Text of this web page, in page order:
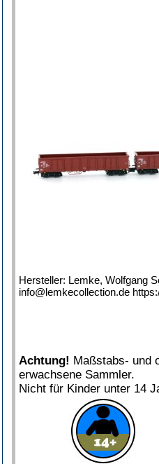
Hersteller: Lemke, Wolfgang
info@lemkecollection.de
Achtung! Maßstabs- und
erwachsene Sammler.
Nicht für Kinder unter 14